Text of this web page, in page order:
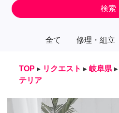
全て 修理・組立
検索
TOP ▸ リクエスト ▸ 岐阜県 ▸
テリア